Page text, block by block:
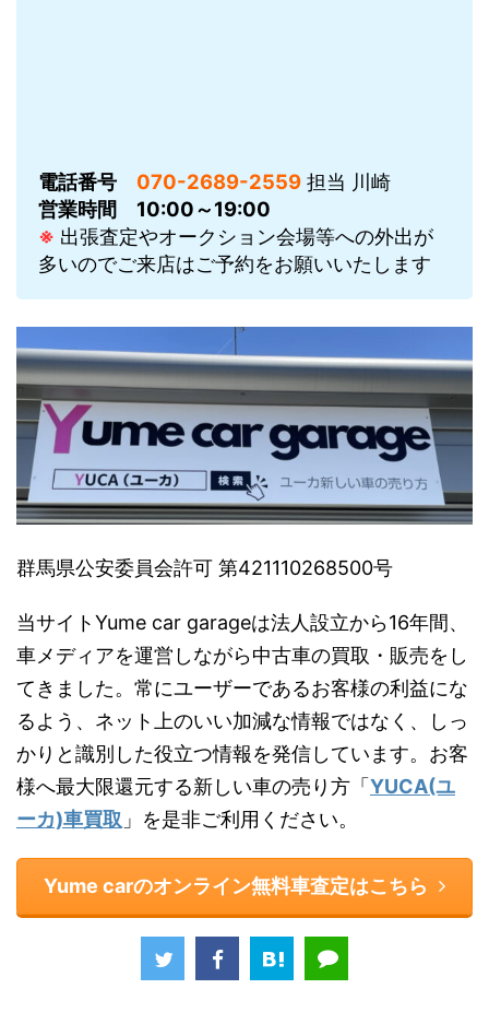
電話番号 070-2689-2559 担当 川崎
営業時間
10:00～19:00
※ 出張査定やオークション会場等への外出が
多いのでご来店はご予約をお願いいたします
群馬県公安委員会許可 第421110268500号
当サイトYume car garageは法人設立から16年間、
車メディアを運営しながら中古車の買取・販売をし
てきました。常にユーザーであるお客様の利益にな
るよう、ネット上のいい加減な情報ではなく、しっ
かりと識別した役立つ情報を発信しています。お客
様へ最大限還元する新しい車の売り方「 YUCA(ユ
ーカ)車買取 」を是非ご利用ください。
Yume carのオンライン無料車査定はこちら